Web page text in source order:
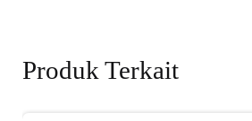
Produk Terkait